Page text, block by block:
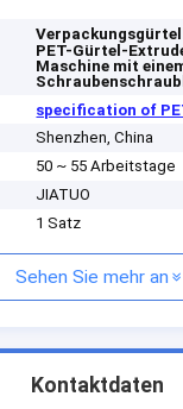
PET-Gürtel-
Maschine mit
specification of
Shenzhen, China
50 ~ 55 Arbeitstage
JIATUO
1 Satz
Sehen Sie mehr an
Kontaktdaten